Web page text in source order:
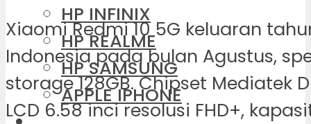
HP INFINIX
HP REALME
HP SAMSUNG
APPLE IPHONE
Xiaomi Redmi 10 5G keluaran
Indonesia pada bulan Agustus,
storage 128GB. Chipset Mediatek
LCD 6.58 inci resolusi FHD+,